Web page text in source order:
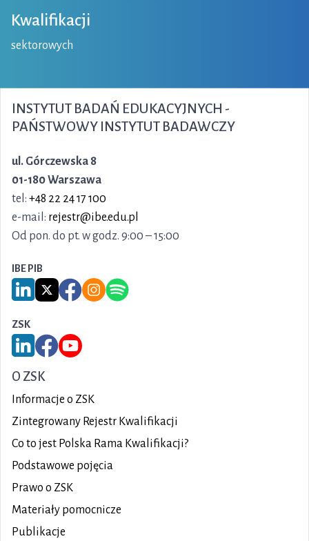
Kwalifikacji
sektorowych
INSTYTUT BADAŃ EDUKACYJNYCH -
PAŃSTWOWY INSTYTUT BADAWCZY
ul. Górczewska 8
01-180 Warszawa
tel: +48 22 24 17 100
e-mail: rejestr@ibe.edu.pl
Od pon. do pt. w godz. 9:00 – 15:00
IBE PIB
Link do serwisu LinkedIn IBE PIB
Link do serwisu X IBE PIB
Link do Facebook IBE PIB
Link do Instagram IBE PIB
Link do Spotify IBE PIB
ZSK
Link do serwisu LinkedIn ZSK
Link do Facebook ZSK
Link do YouTube ZSK
O ZSK
Informacje o ZSK
Zintegrowany Rejestr Kwalifikacji
Co to jest Polska Rama Kwalifikacji?
Podstawowe pojęcia
Prawo o ZSK
Materiały pomocnicze
Publikacje